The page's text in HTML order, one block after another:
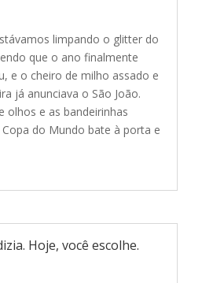
limpando o glitter do
que o ano finalmente
e o cheiro de milho assado e
já anunciava o São João.
olhos e as bandeirinhas
do Mundo bate à porta e
Hoje, você escolhe.